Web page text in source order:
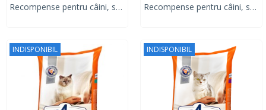
Recompense pentru câini, sticksuri din carne de vită Club 4 Paws Premium, 120g Recompense pentru câini, sticksuri din carne de somon Club 4 Paws Premium Sensitive , 120g
INDISPONIBIL INDISPONIBIL